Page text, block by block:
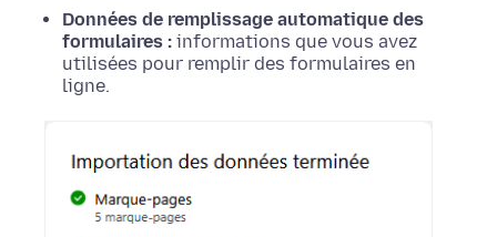
Données de remplissage automatique des
formulaires : informations que vous avez
utilisées pour remplir des formulaires en
ligne.